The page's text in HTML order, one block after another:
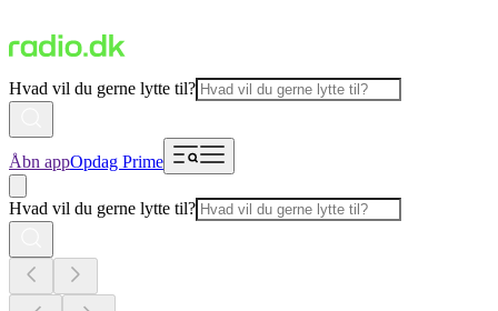
Hvad vil du gerne lytte til?
Åbn appOpdag Prime
Hvad vil du gerne lytte til?